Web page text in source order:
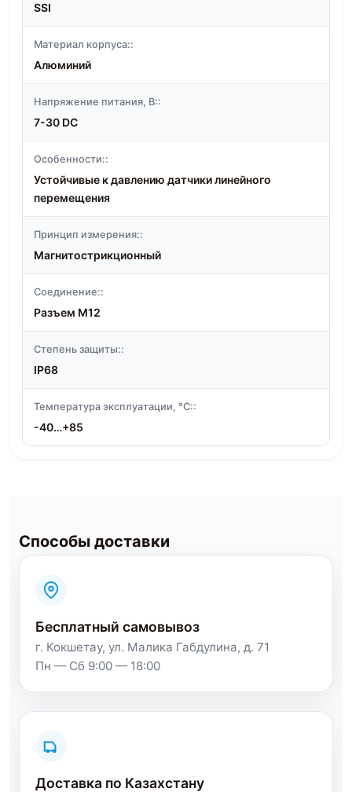
SSI
Материал корпуса::
Алюминий
Напряжение питания, В::
7-30 DC
Особенности::
Устойчивые к давлению датчики линейного
перемещения
Принцип измерения::
Магнитострикционный
Соединение::
Разъем M12
Степень защиты::
IP68
Температура эксплуатации, °C::
-40…+85
Способы доставки
Бесплатный самовывоз
г. Кокшетау, ул. Малика Габдулина, д. 71
Пн — Сб 9:00 — 18:00
Доставка по Казахстану